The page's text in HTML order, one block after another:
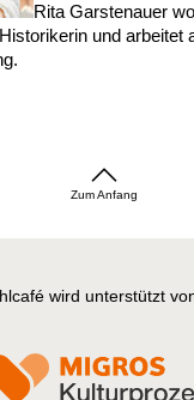
Rita Garstenauer
und arbeitet
Zum Anfang
wird unterstützt